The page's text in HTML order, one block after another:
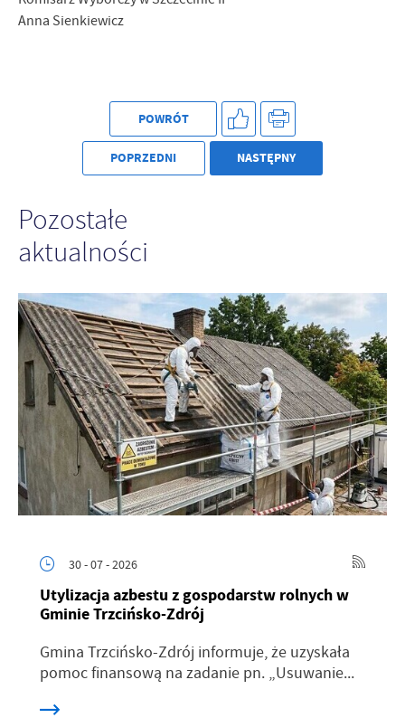
Anna Sienkiewicz
POWRÓT
POPRZEDNI NASTĘPNY
Pozostałe
aktualności
30 - 07 - 2026
Utylizacja azbestu z gospodarstw rolnych w
Gminie Trzcińsko-Zdrój
Gmina Trzcińsko-Zdrój informuje, że uzyskała
pomoc finansową na zadanie pn. „Usuwanie...